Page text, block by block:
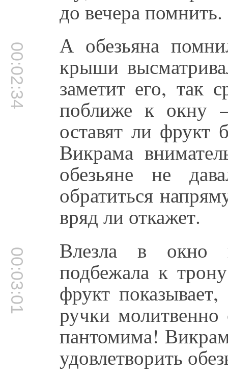
до вечера помнить.
00:02:34 А обезьяна
крыши
заметит его, так
поближе к окну
оставят ли фрукт
Викрама
обезьяне не
обратиться
вряд ли откажет.
00:03:01 Влезла в окно
подбежала к
фрукт
ручки молитвенно
пантомима!
удовлетворить